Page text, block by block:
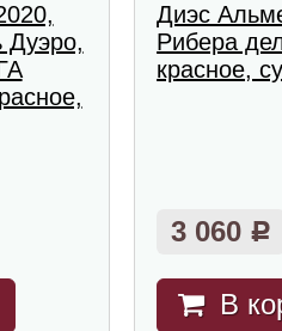
Дуэро,
Диэс
Рибера
красное,
3 060 Р
В